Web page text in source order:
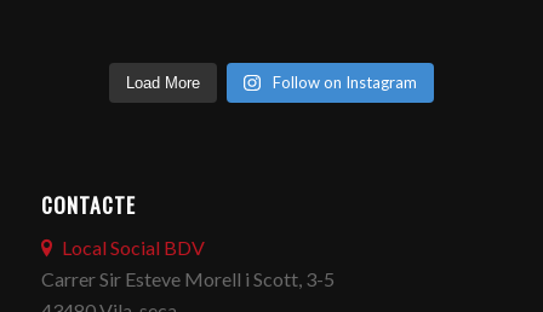
Load More Follow on Instagram
CONTACTE
Local Social BDV
Carrer Sir Esteve Morell i Scott, 3-5